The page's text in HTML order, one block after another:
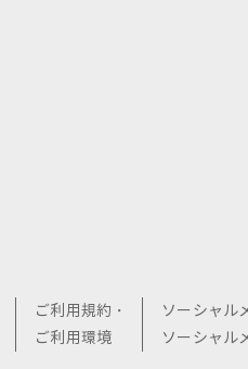
ご利用規約・
ご利用環境
ソーシャル
ソーシャル